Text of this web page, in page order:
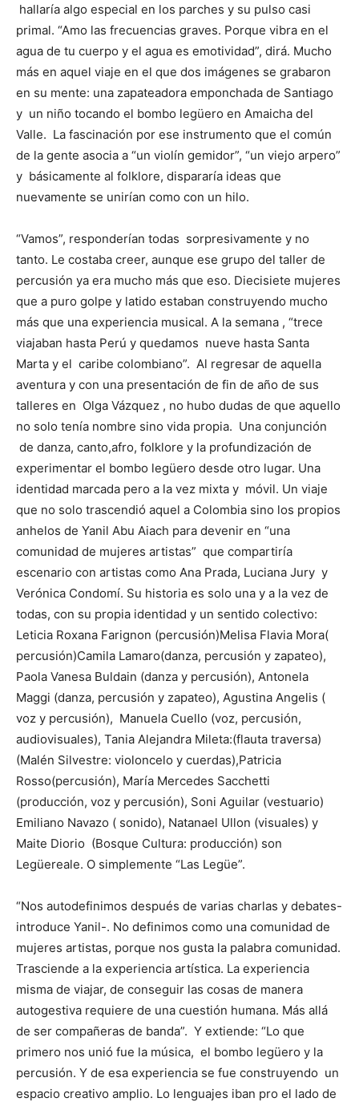
hallaría algo especial en los parches y su pulso casi
primal. “Amo las frecuencias graves. Porque vibra en el
agua de tu cuerpo y el agua es emotividad”, dirá. Mucho
más en aquel viaje en el que dos imágenes se grabaron
en su mente: una zapateadora emponchada de Santiago
y un niño tocando el bombo legüero en Amaicha del
Valle. La fascinación por ese instrumento que el común
de la gente asocia a “un violín gemidor”, “un viejo arpero”
y básicamente al folklore, dispararía ideas que
nuevamente se unirían como con un hilo.
“Vamos”, responderían todas sorpresivamente y no
tanto. Le costaba creer, aunque ese grupo del taller de
percusión ya era mucho más que eso. Diecisiete mujeres
que a puro golpe y latido estaban construyendo mucho
más que una experiencia musical. A la semana , “trece
viajaban hasta Perú y quedamos nueve hasta Santa
Marta y el caribe colombiano”. Al regresar de aquella
aventura y con una presentación de fin de año de sus
talleres en Olga Vázquez , no hubo dudas de que aquello
no solo tenía nombre sino vida propia. Una conjunción
de danza, canto,afro, folklore y la profundización de
experimentar el bombo legüero desde otro lugar. Una
identidad marcada pero a la vez mixta y móvil. Un viaje
que no solo trascendió aquel a Colombia sino los propios
anhelos de Yanil Abu Aiach para devenir en “una
comunidad de mujeres artistas” que compartiría
escenario con artistas como Ana Prada, Luciana Jury y
Verónica Condomí. Su historia es solo una y a la vez de
todas, con su propia identidad y un sentido colectivo:
Leticia Roxana Farignon (percusión)Melisa Flavia Mora(
percusión)Camila Lamaro(danza, percusión y zapateo),
Paola Vanesa Buldain (danza y percusión), Antonela
Maggi (danza, percusión y zapateo), Agustina Angelis (
voz y percusión), Manuela Cuello (voz, percusión,
audiovisuales), Tania Alejandra Mileta:(flauta traversa)
(Malén Silvestre: violoncelo y cuerdas),Patricia
Rosso(percusión), María Mercedes Sacchetti
(producción, voz y percusión), Soni Aguilar (vestuario)
Emiliano Navazo ( sonido), Natanael Ullon (visuales) y
Maite Diorio (Bosque Cultura: producción) son
Legüereale. O simplemente “Las Legüe”.
“Nos autodefinimos después de varias charlas y debates-
introduce Yanil-. No definimos como una comunidad de
mujeres artistas, porque nos gusta la palabra comunidad.
Trasciende a la experiencia artística. La experiencia
misma de viajar, de conseguir las cosas de manera
autogestiva requiere de una cuestión humana. Más allá
de ser compañeras de banda”. Y extiende: “Lo que
primero nos unió fue la música, el bombo legüero y la
percusión. Y de esa experiencia se fue construyendo un
espacio creativo amplio. Lo lenguajes iban pro el lado de